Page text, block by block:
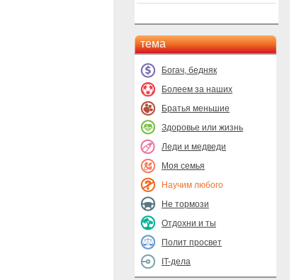
тема
Богач, бедняк
Болеем за наших
Братья меньшие
Здоровье или жизнь
Леди и медведи
Моя семья
Научим любого
Не тормози
Отдохни и ты
Полит просвет
IT-дела